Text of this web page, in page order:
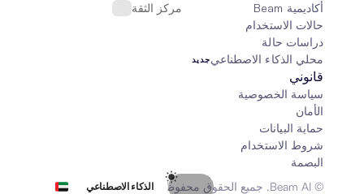
أكاديمية Beam
حالات الاستخدام
دراسات حالة
محلي الذكاء الاصطناعيجديد
مركز الثقة
قانوني
سياسة الخصوصية
الأمان
حماية البيانات
شروط الاستخدام
البصمة
© Beam AI. جميع الحقوق محفوظة 2026
Select Language
الذكاء الاصطناعي